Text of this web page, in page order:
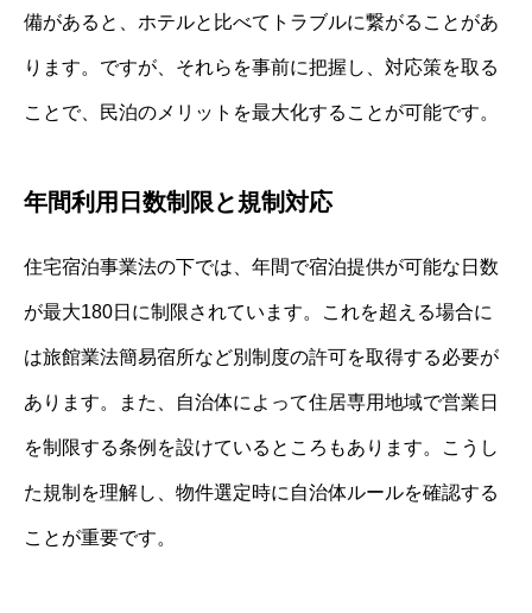
備があると、ホテルと比べてトラブルに繋がることがあ
ります。ですが、それらを事前に把握し、対応策を取る
ことで、民泊のメリットを最大化することが可能です。
年間利用日数制限と規制対応
住宅宿泊事業法の下では、年間で宿泊提供が可能な日数
が最大180日に制限されています。これを超える場合に
は旅館業法簡易宿所など別制度の許可を取得する必要が
あります。また、自治体によって住居専用地域で営業日
を制限する条例を設けているところもあります。こうし
た規制を理解し、物件選定時に自治体ルールを確認する
ことが重要です。